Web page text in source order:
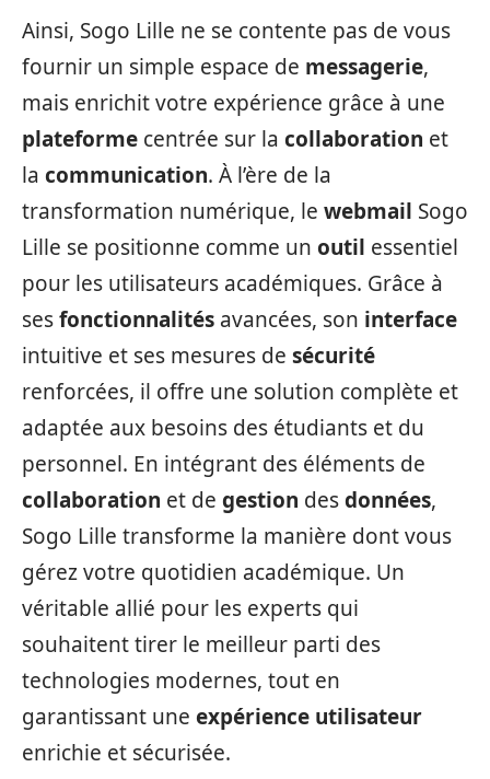
Ainsi, Sogo Lille ne se contente pas de vous
fournir un simple espace de messagerie,
mais enrichit votre expérience grâce à une
plateforme centrée sur la collaboration et
la communication. À l’ère de la
transformation numérique, le webmail Sogo
Lille se positionne comme un outil essentiel
pour les utilisateurs académiques. Grâce à
sesfonctionnalités avancées, son interface
intuitive et ses mesures de sécurité
renforcées, il offre une solution complète et
adaptée aux besoins des étudiants et du
personnel. En intégrant des éléments de
collaboration et de gestion desdonnées,
Sogo Lille transforme la manière dont vous
gérez votre quotidien académique. Un
véritable allié pour les experts qui
souhaitent tirer le meilleur parti des
technologies modernes, tout en
garantissant une expérience utilisateur
enrichie et sécurisée.